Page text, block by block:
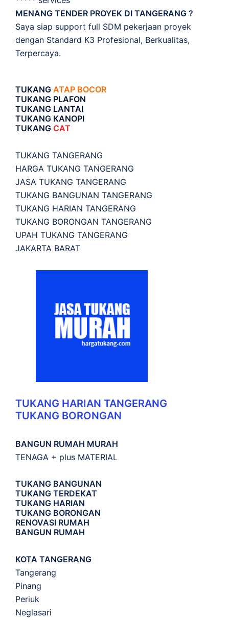
MENANG TENDER PROYEK DI TANGERANG ?
Saya siap support full SDM pekerjaan proyek
dengan Standard K3 Profesional, Berkualitas,
Terpercaya.
TUKANG ATAP BOCOR
TUKANG PLAFON
TUKANG LANTAI
TUKANG KANOPI
TUKANG CAT
TUKANG TANGERANG
HARGA TUKANG TANGERANG
JASA TUKANG TANGERANG
TUKANG BANGUNAN TANGERANG
TUKANG HARIAN TANGERANG
TUKANG BORONGAN TANGERANG
UPAH TUKANG TANGERANG
JAKARTA BARAT
TUKANG HARIAN TANGERANG
TUKANG BORONGAN
BANGUN RUMAH MURAH
TENAGA + plus MATERIAL
TUKANG BANGUNAN
TUKANG TERDEKAT
TUKANG HARIAN
TUKANG BORONGAN
RENOVASI RUMAH
BANGUN RUMAH
KOTA TANGERANG
Tangerang
Pinang
Periuk
Neglasari